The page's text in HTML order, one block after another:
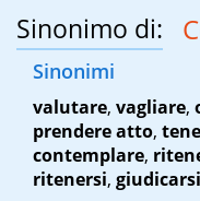
Sinonimo di:
Sinonimi
valutare, vagliare,
prendere atto,
contemplare,
ritenersi, giudicarsi